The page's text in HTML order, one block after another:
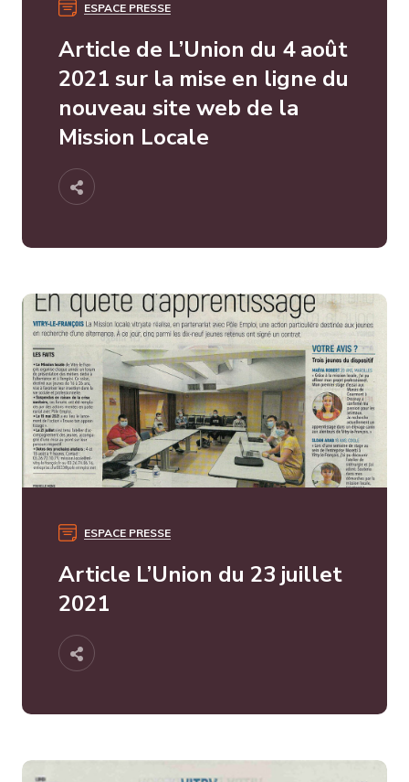
ESPACE PRESSE
Article de L’Union du 4 août
2021 sur la mise en ligne du
nouveau site web de la
Mission Locale
ESPACE PRESSE
Article L’Union du 23 juillet
2021